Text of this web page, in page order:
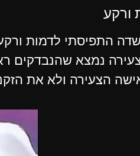
ורקע
התפיסתי לדמות
נמצא שהנבדקים
הצעירה ולא את